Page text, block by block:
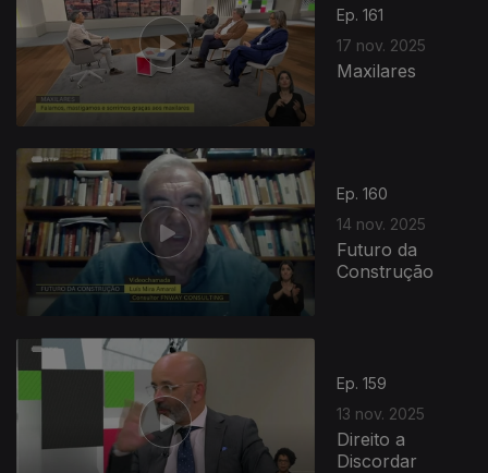
Ep. 161
17 nov. 2025
Maxilares
Ep. 160
14 nov. 2025
Futuro da
Construção
Ep. 159
13 nov. 2025
Direito a
Discordar